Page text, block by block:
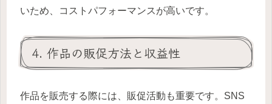
いため、コストパフォーマンスが高いです。
4. 作品の販促方法と収益性
作品を販売する際には、販促活動も重要です。SNS